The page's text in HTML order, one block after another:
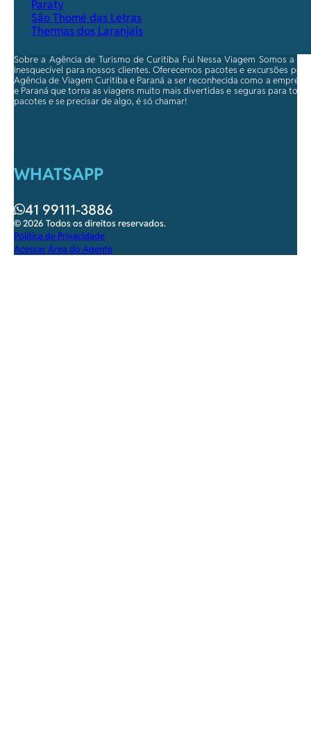
Paraty
São Thomé das Letras
Thermas dos Laranjais
Sobre a Agência de Turismo de Curitiba Fui Nessa Viagem Somos a
inesquecível para nossos clientes. Oferecemos pacotes e excursões
Agência de Viagem Curitiba e Paraná a ser reconhecida como a
e Paraná que torna as viagens muito mais divertidas e seguras para
pacotes e se precisar de algo, é só chamar!
WHATSAPP
41 99111-3886
© 2026 Todos os direitos reservados.
Política de Privacidade
Acessar Área do Agente